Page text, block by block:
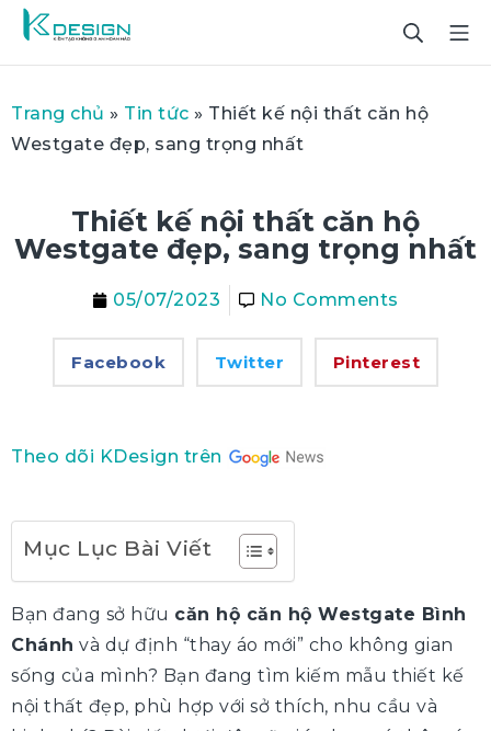
Trang chủ » Tin tức » Thiết kế nội thất căn hộ
Westgate đẹp, sang trọng nhất
Thiết kế nội thất căn hộ
Westgate đẹp, sang trọng nhất
05/07/2023 No Comments
Facebook Twitter Pinterest
Theo dõi KDesign trên
Mục Lục Bài Viết
Bạn đang sở hữu căn hộ căn hộ Westgate Bình
Chánh và dự định “thay áo mới” cho không gian
sống của mình? Bạn đang tìm kiếm mẫu thiết kế
nội thất đẹp, phù hợp với sở thích, nhu cầu và